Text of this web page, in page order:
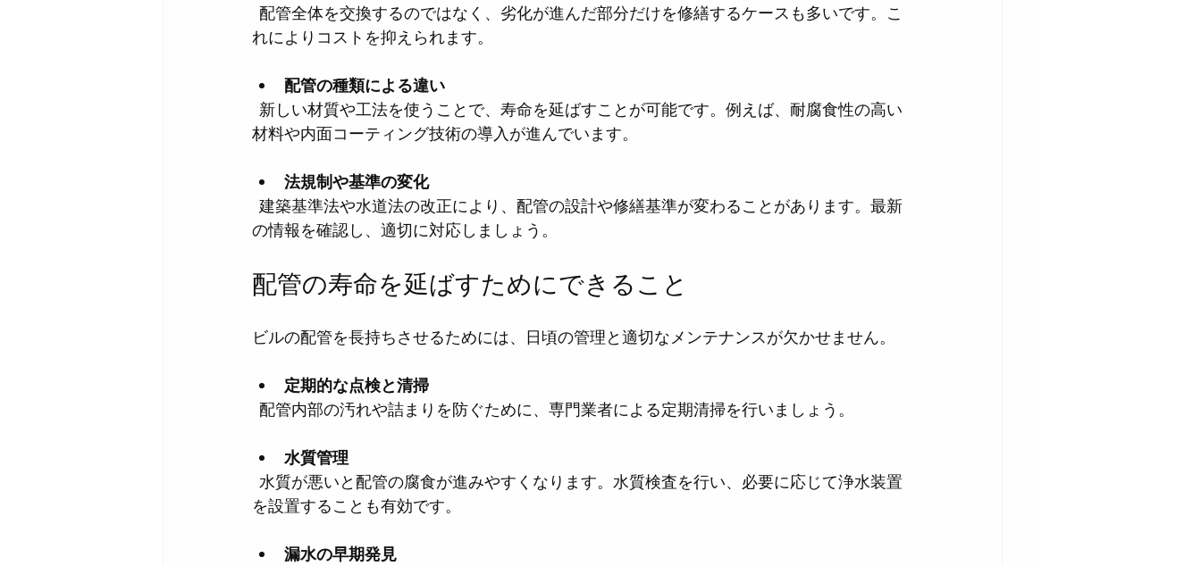
れによりコストを抑えられます。
配管の種類による違い
材料や内面コーティング技術の導入が進んでいます。
法規制や基準の変化
の情報を確認し、適切に対応しましょう。
配管の寿命を延ばすためにできること
ビルの配管を長持ちさせるためには、日頃の管理と適切なメンテナンスが欠かせません。
定期的な点検と清掃
  配管内部の汚れや詰まりを防ぐために、専門業者による定期清掃を行いましょう。
水質管理
を設置することも有効です。
漏水の早期発見